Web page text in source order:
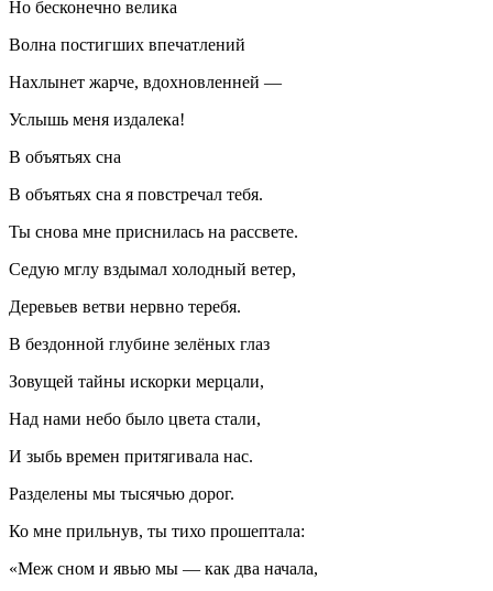
Но бесконечно велика
Волна постигших впечатлений
Нахлынет жарче, вдохновленней —
Услышь меня издалека!
В объятьях сна
В объятьях сна я повстречал тебя.
Ты снова мне приснилась на рассвете.
Седую мглу вздымал холодный ветер,
Деревьев ветви нервно теребя.
В бездонной глубине зелёных глаз
Зовущей тайны искорки мерцали,
Над нами небо было цвета стали,
И зыбь времен притягивала нас.
Разделены мы тысячью дорог.
Ко мне прильнув, ты тихо прошептала:
«Меж сном и явью мы — как два начала,